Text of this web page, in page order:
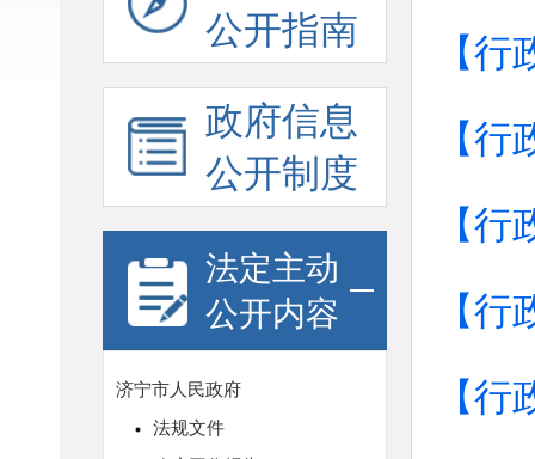
公开指南
政府信息
公开制度
法定主动
公开内容
【
【
【
【
【